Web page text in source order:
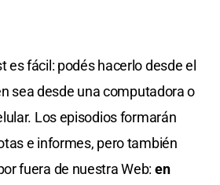
es fácil: podés hacerlo desde el
sea desde una computadora o
Los episodios formarán
e informes, pero también
fuera de nuestra Web: en